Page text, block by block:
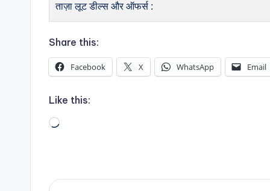
ताज़ा लूट डील्स और ऑफर्स :
Share this:
Facebook X WhatsApp Email
Like this:
Loading…